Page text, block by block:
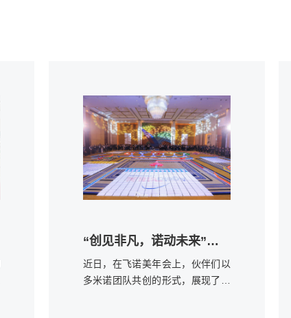
“创见非凡，诺动未来”多米诺团队活动
近日，在飞诺美年会上，伙伴们以
多米诺团队共创的形式，展现了团